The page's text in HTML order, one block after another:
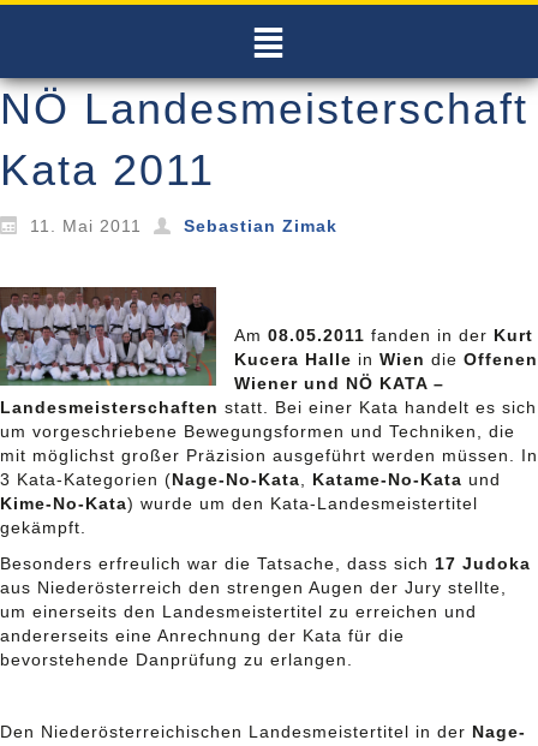
NÖ Landesmeisterschaft
Kata 2011
11. Mai 2011 Sebastian Zimak
Am 08.05.2011 fanden in der Kurt
Kucera Halle in Wien die Offenen
Wiener und NÖ KATA –
Landesmeisterschaften statt. Bei einer Kata handelt es sich
um vorgeschriebene Bewegungsformen und Techniken, die
mit möglichst großer Präzision ausgeführt werden müssen. In
3 Kata-Kategorien (Nage-No-Kata Katame-No-Kata und
Kime-No-Kata) wurde um den Kata-Landesmeistertitel
gekämpft.
Besonders erfreulich war die Tatsache, dass sich 17 Judoka
aus Niederösterreich den strengen Augen der Jury stellte,
um einerseits den Landesmeistertitel zu erreichen und
andererseits eine Anrechnung der Kata für die
bevorstehende Danprüfung zu erlangen.
Den Niederösterreichischen Landesmeistertitel in der Nage-